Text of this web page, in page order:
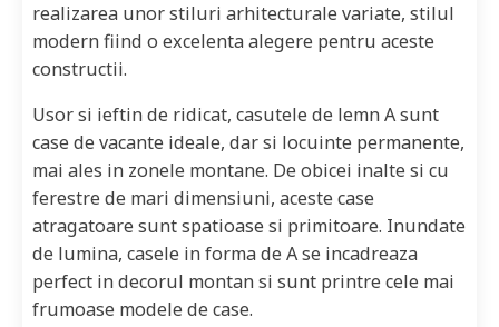
realizarea unor stiluri arhitecturale variate, stilul
modern fiind o excelenta alegere pentru aceste
constructii.
Usor si ieftin de ridicat, casutele de lemn A sunt
case de vacante ideale, dar si locuinte permanente,
mai ales in zonele montane. De obicei inalte si cu
ferestre de mari dimensiuni, aceste case
atragatoare sunt spatioase si primitoare. Inundate
de lumina, casele in forma de A se incadreaza
perfect in decorul montan si sunt printre cele mai
frumoase modele de case.